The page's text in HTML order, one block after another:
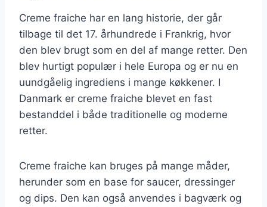
Creme fraiche har en lang historie, der går
tilbage til det 17. århundrede i Frankrig, hvor
den blev brugt som en del af mange retter. Den
blev hurtigt populær i hele Europa og er nu en
uundgåelig ingrediens i mange køkkener. I
Danmark er creme fraiche blevet en fast
bestanddel i både traditionelle og moderne
retter.
Creme fraiche kan bruges på mange måder,
herunder som en base for saucer, dressinger
og dips. Den kan også anvendes i bagværk og